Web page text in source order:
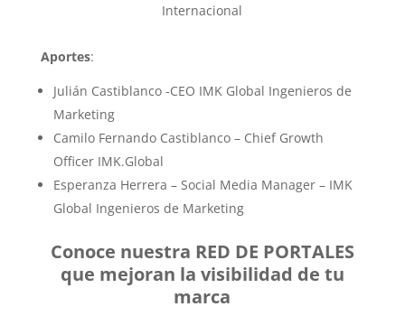
Internacional
Aportes:
Julián Castiblanco -CEO IMK Global Ingenieros de
Marketing
Camilo Fernando Castiblanco – Chief Growth
Officer IMK.Global
Esperanza Herrera – Social Media Manager – IMK
Global Ingenieros de Marketing
Conoce nuestra RED DE PORTALES
que mejoran la visibilidad de tu
marca